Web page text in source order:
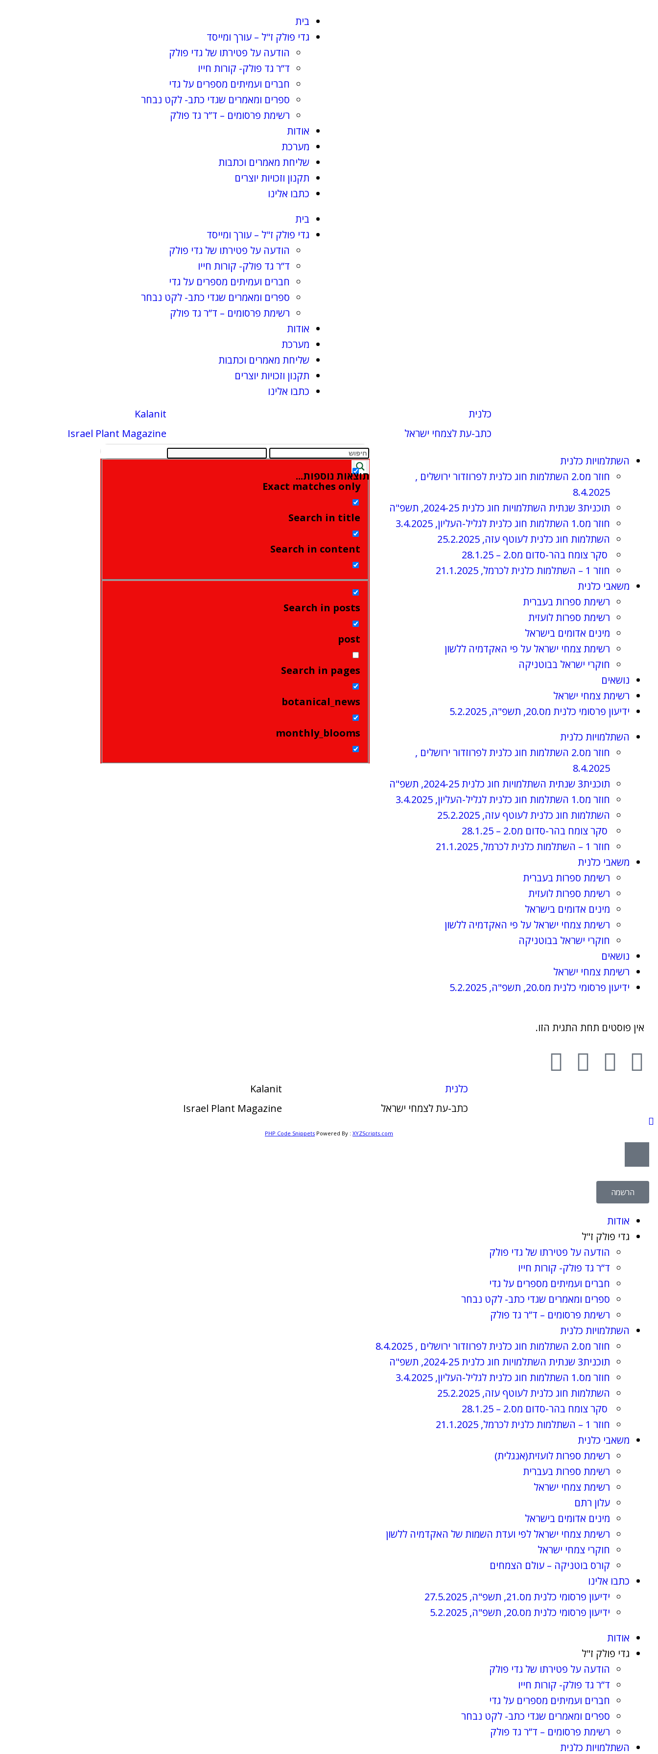
בית
גדי פולק ז"ל – עורך ומייסד
הודעה על פטירתו של גדי פולק
ד”ר גד פולק- קורות חייו
חברים ועמיתים מספרים על גדי
ספרים ומאמרים שגדי כתב- לקט נבחר
רשימת פרסומים – ד”ר גד פולק
אודות
מערכת
שליחת מאמרים וכתבות
תקנון וזכויות יוצרים
כתבו אלינו
בית
גדי פולק ז"ל – עורך ומייסד
הודעה על פטירתו של גדי פולק
ד”ר גד פולק- קורות חייו
חברים ועמיתים מספרים על גדי
ספרים ומאמרים שגדי כתב- לקט נבחר
רשימת פרסומים – ד”ר גד פולק
אודות
מערכת
שליחת מאמרים וכתבות
תקנון וזכויות יוצרים
כתבו אלינו
כלנית
כתב-עת לצמחי ישראל
Kalanit
Israel Plant Magazine
השתלמויות כלנית
חוזר מס.2 השתלמות חוג כלנית לפרוזדור ירושלים ,
8.4.2025
תוכנית3 שנתית השתלמויות חוג כלנית 2024-25, תשפ"ה
חוזר מס.1 השתלמות חוג כלנית לגליל-העליון, 3.4.2025
השתלמות חוג כלנית לעוטף עזה, 25.2.2025
סקר צומח בהר-סדום מס.2 – 28.1.25
חוזר 1 – השתלמות כלנית לכרמל, 21.1.2025
משאבי כלנית
רשימת ספרות בעברית
רשימת ספרות לועזית
מינים אדומים בישראל
רשימת צמחי ישראל על פי האקדמיה ללשון
חוקרי ישראל בבוטניקה
נושאים
רשימת צמחי ישראל
ידיעון פרסומי כלנית מס.20, תשפ"ה, 5.2.2025
השתלמויות כלנית
חוזר מס.2 השתלמות חוג כלנית לפרוזדור ירושלים ,
8.4.2025
תוכנית3 שנתית השתלמויות חוג כלנית 2024-25, תשפ"ה
חוזר מס.1 השתלמות חוג כלנית לגליל-העליון, 3.4.2025
השתלמות חוג כלנית לעוטף עזה, 25.2.2025
סקר צומח בהר-סדום מס.2 – 28.1.25
חוזר 1 – השתלמות כלנית לכרמל, 21.1.2025
משאבי כלנית
רשימת ספרות בעברית
רשימת ספרות לועזית
מינים אדומים בישראל
רשימת צמחי ישראל על פי האקדמיה ללשון
חוקרי ישראל בבוטניקה
נושאים
רשימת צמחי ישראל
ידיעון פרסומי כלנית מס.20, תשפ"ה, 5.2.2025
תוצאות נוספות...
Exact matches only
Search in title
Search in content
Search in posts
post
Search in pages
botanical_news
monthly_blooms
אין פוסטים תחת התגית הזו.
כלנית
כתב-עת לצמחי ישראל
Kalanit
Israel Plant Magazine
PHP Code Snippets Powered By : XYZScripts.com
הרשמה
אודות
גדי פולק ז"ל
הודעה על פטירתו של גדי פולק
ד”ר גד פולק- קורות חייו
חברים ועמיתים מספרים על גדי
ספרים ומאמרים שגדי כתב- לקט נבחר
רשימת פרסומים – ד”ר גד פולק
השתלמויות כלנית
חוזר מס.2 השתלמות חוג כלנית לפרוזדור ירושלים , 8.4.2025
תוכנית3 שנתית השתלמויות חוג כלנית 2024-25, תשפ"ה
חוזר מס.1 השתלמות חוג כלנית לגליל-העליון, 3.4.2025
השתלמות חוג כלנית לעוטף עזה, 25.2.2025
סקר צומח בהר-סדום מס.2 – 28.1.25
חוזר 1 – השתלמות כלנית לכרמל, 21.1.2025
משאבי כלנית
רשימת ספרות לועזית(אנגלית)
רשימת ספרות בעברית
רשימת צמחי ישראל
עלון רתם
מינים אדומים בישראל
רשימת צמחי ישראל לפי ועדת השמות של האקדמיה ללשון
חוקרי צמחי ישראל
קורס בוטניקה – עולם הצמחים
כתבו אלינו
ידיעון פרסומי כלנית מס.21, תשפ"ה, 27.5.2025
ידיעון פרסומי כלנית מס.20, תשפ"ה, 5.2.2025
אודות
גדי פולק ז"ל
הודעה על פטירתו של גדי פולק
ד”ר גד פולק- קורות חייו
חברים ועמיתים מספרים על גדי
ספרים ומאמרים שגדי כתב- לקט נבחר
רשימת פרסומים – ד”ר גד פולק
השתלמויות כלנית